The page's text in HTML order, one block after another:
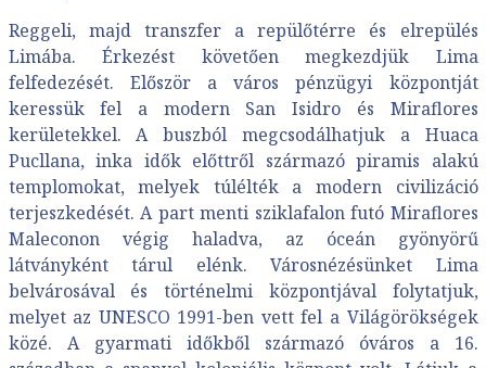
Reggeli, majd transzfer a repülőtérre és elrepülés
Limába. Érkezést követően megkezdjük Lima
felfedezését. Először a város pénzügyi központját
keressük fel a modern San Isidro és Miraflores
kerületekkel. A buszból megcsodálhatjuk a Huaca
Pucllana, inka idők előttről származó piramis alakú
templomokat, melyek túlélték a modern civilizáció
terjeszkedését. A part menti sziklafalon futó Miraflores
Maleconon végig haladva, az óceán gyönyörű
látványként tárul elénk. Városnézésünket Lima
belvárosával és történelmi központjával folytatjuk,
melyet az UNESCO 1991-ben vett fel a Világörökségek
közé. A gyarmati időkből származó óváros a 16.